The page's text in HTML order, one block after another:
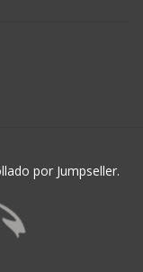
por Jumpseller.